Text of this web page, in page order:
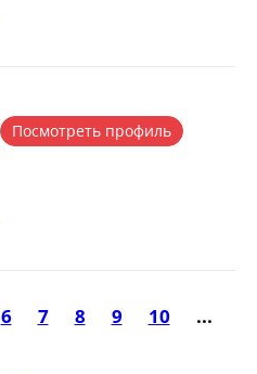
Посмотреть профиль
6 7 8 9 10 ...